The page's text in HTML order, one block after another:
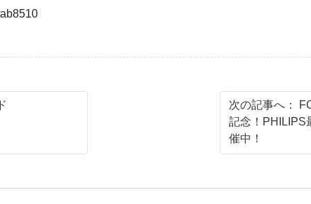
次の記事へ：
記念！PHILIPS
催中！